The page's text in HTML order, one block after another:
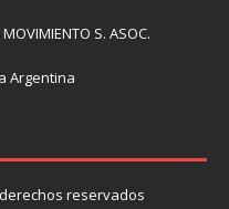
S. ASOC.
Argentina
reservados